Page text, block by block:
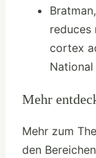
reduces
cortex
Mehr
Mehr zum
den Bereichen